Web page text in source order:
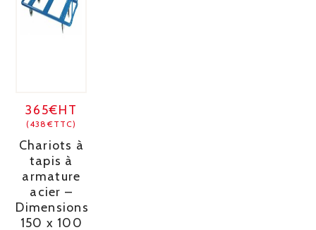
365€HT
(438€TTC)
Chariots à
tapis à
armature
acier –
Dimensions
150 x 100